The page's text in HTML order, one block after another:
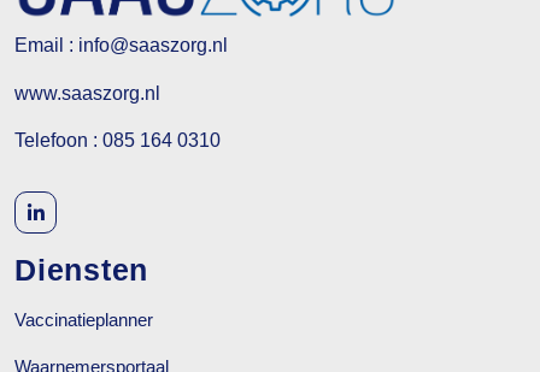
Email : info@saaszorg.nl
www.saaszorg.nl
Telefoon : 085 164 0310
Diensten
Vaccinatieplanner
Waarnemersportaal